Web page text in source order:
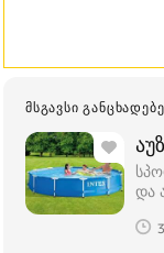
ᲛᲡᲒᲐᲕᲡᲘ
და